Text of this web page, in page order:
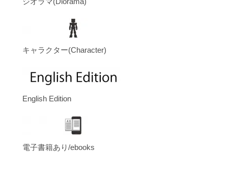
キャラクター(Character)
English Edition
電子書籍あり/ebooks